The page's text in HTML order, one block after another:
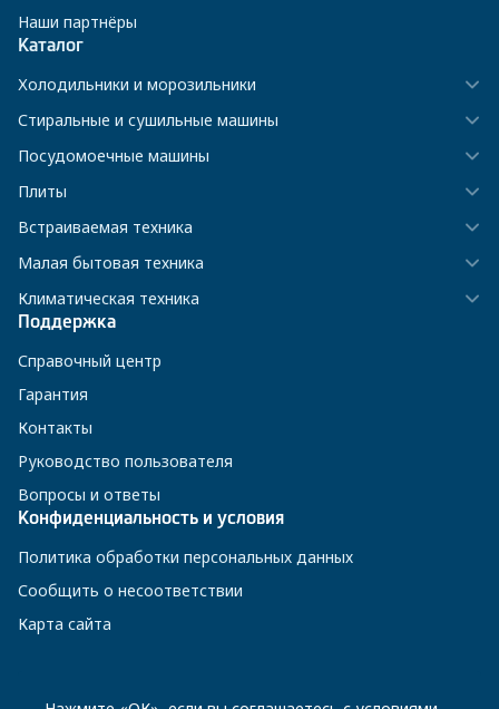
Наши партнёры
Каталог
Холодильники и морозильники
Стиральные и сушильные машины
Посудомоечные машины
Плиты
Встраиваемая техника
Малая бытовая техника
Климатическая техника
Поддержка
Справочный центр
Гарантия
Контакты
Руководство пользователя
Вопросы и ответы
Конфиденциальность и условия
Политика обработки персональных данных
Сообщить о несоответствии
Карта сайта
8 800 200-23-56